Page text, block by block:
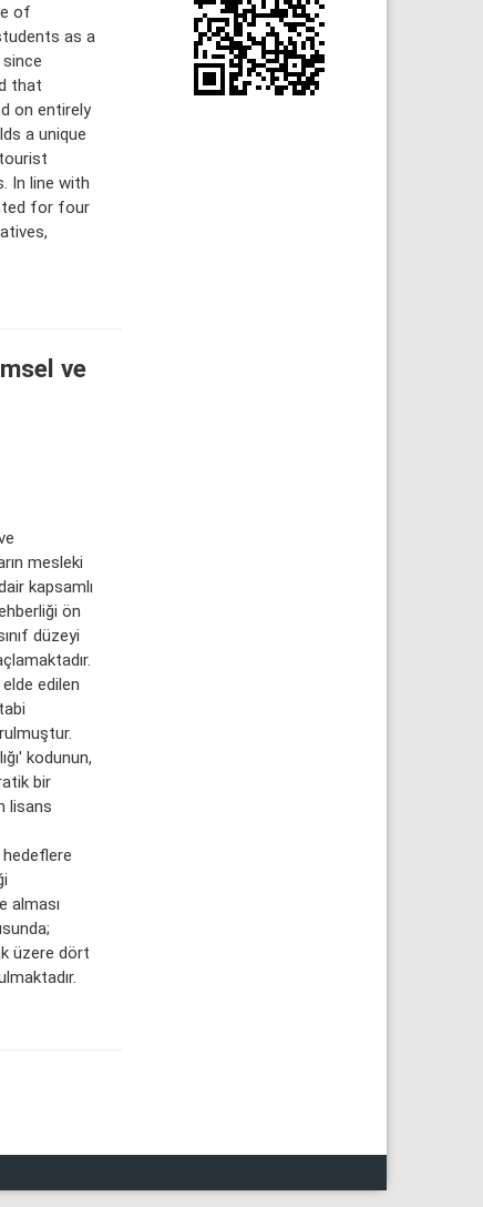
of
as a
that
on entirely
a unique
In line with
for four
ve
mesleki
kapsamlı
ön
düzeyi
edilen
kodunun,
bir
lisans
alması
üzere dört